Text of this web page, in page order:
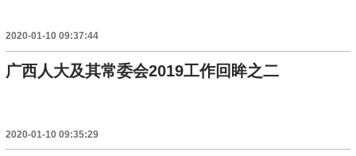
2020-01-10 09:37:44
广西人大及其常委会2019工作回眸之二
2020-01-10 09:35:29